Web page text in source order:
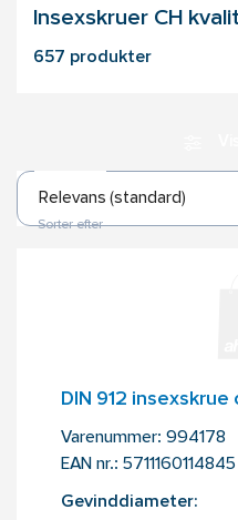
Insexskruer CH
657 produkter
Sorter efter
DIN 912
Varenummer: 994178
EAN nr.: 5711160114845
Gevinddiameter: